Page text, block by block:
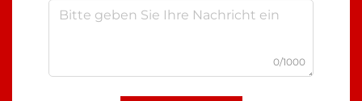
0/1000